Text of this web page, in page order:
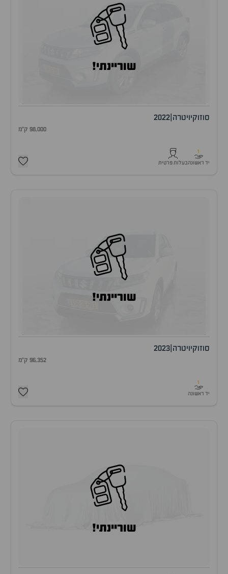
שוריינתי!
סוזוקיויטרה 2022
98,000 ק"מ
1
יד ראשונהבעלות פרטית
שוריינתי!
סוזוקיויטרה 2023
96,352 ק"מ
1
יד ראשונה
שוריינתי!